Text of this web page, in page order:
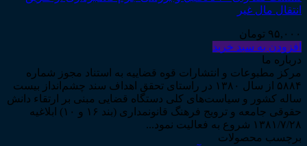
انتقال مال غیر
۹۵,۰۰۰ تومان
افزودن به سبد خرید
درباره ما
مرکز مطبوعات و انتشارات قوه قضاییه به استناد مجوز شماره
۵۸۸۴ از سال ۱۳۸۰ در راستای تحقق اهداف سند چشم‌انداز بیست
ساله کشور و سیاست‌های کلی دستگاه قضایی مبنی بر ارتقاء دانش
حقوقی جامعه و ترویج فرهنگ قانونمداری (بند ۱۶ و ۱۰) ابلاغیه
۱۳۸۱/۷/۲۸ شروع به فعالیت نمود...
برچسب محصولات